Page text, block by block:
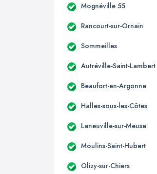
Mognéville 55
Rancourt-sur-Ornain
Sommeilles
Autréville-Saint-Lambert
Beaufort-en-Argonne
Halles-sous-les-Côtes
Laneuville-sur-Meuse
Moulins-Saint-Hubert
Olizy-sur-Chiers